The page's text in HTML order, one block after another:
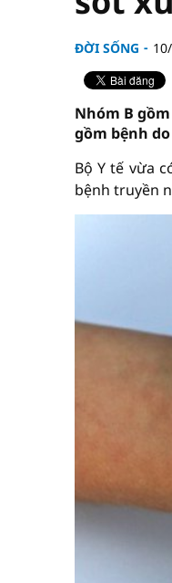
ĐỜI SỐNG
Nhóm B
gồm bệnh
Bộ Y tế vừa
bệnh truyền